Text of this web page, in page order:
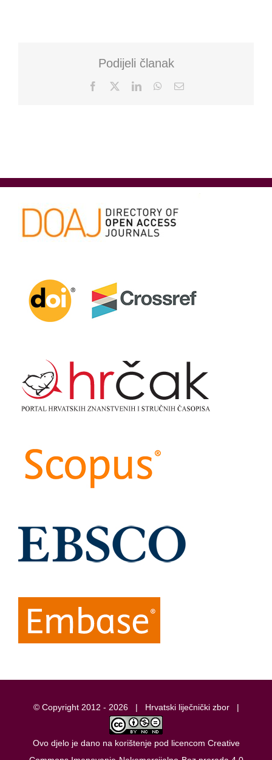
Podijeli članak
Facebook LinkedInWhatsApp
Email:
© Copyright 2012 - 2026 | Hrvatski liječnički zbor|
Ovo djelo je dano na korištenje pod licencom Creative